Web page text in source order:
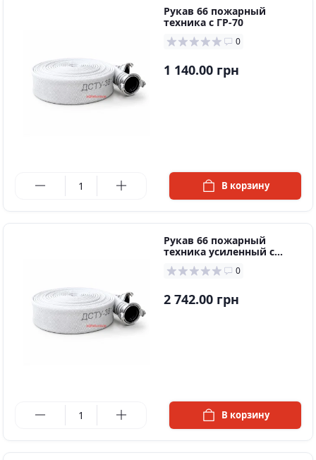
Рукав 66 пожарный
техника с ГР-70
0
1 140.00 грн
В корзину
Рукав 66 пожарный
техника усиленный с
0
2 742.00 грн
В корзину